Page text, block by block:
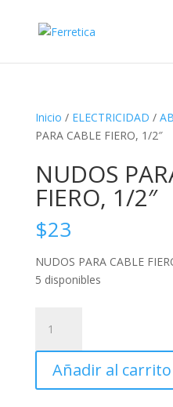
Inicio / ELECTRICIDAD /
PARA CABLE FIERO, 1/2″
NUDOS
FIERO, 1/2″
$23
NUDOS PARA CABLE
5 disponibles
PARA
CABLE
FIERO,
1/2"
Añadir al carrito